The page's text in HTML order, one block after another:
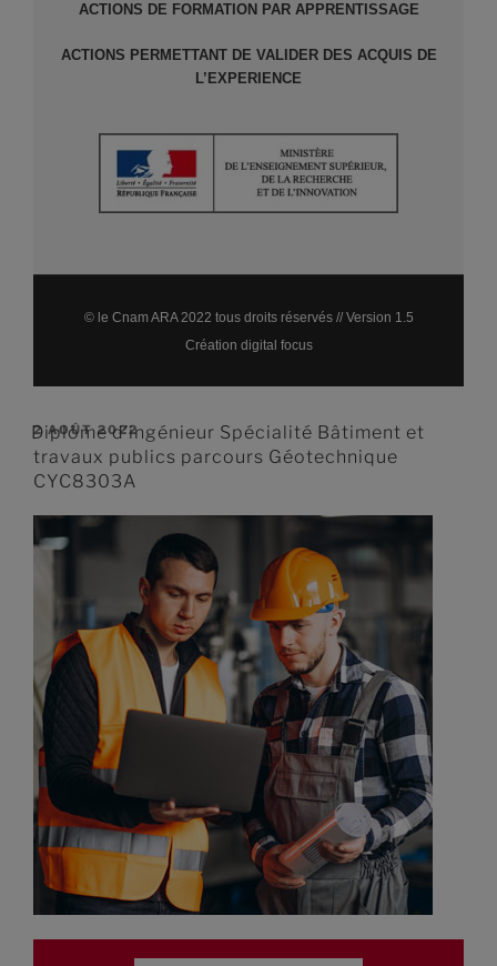
ACTIONS DE FORMATION PAR APPRENTISSAGE
ACTIONS PERMETTANT DE VALIDER DES ACQUIS DE
L’EXPERIENCE
© le Cnam ARA 2022 tous droits réservés // Version 1.5
Création digital focus
2 AOÛT 2022
Diplôme d’ingénieur Spécialité Bâtiment et
travaux publics parcours Géotechnique
CYC8303A